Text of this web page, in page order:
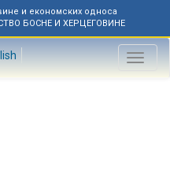
и економских односа
БОСНЕ И ХЕРЦЕГОВИНЕ
Toggle